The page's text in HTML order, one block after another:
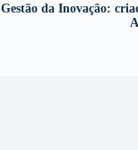
Gestão da Inovação: